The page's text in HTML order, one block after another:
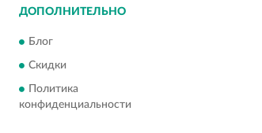
ДОПОЛНИТЕЛЬНО
Блог
Скидки
Политика
конфиденциальности